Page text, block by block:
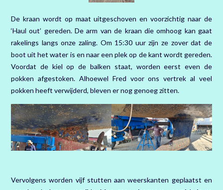
De kraan wordt op maat uitgeschoven en voorzichtig naar de
‘Haul out’ gereden. De arm van de kraan die omhoog kan gaat
rakelings langs onze zaling. Om 15:30 uur zijn ze zover dat de
boot uit het water is en naar een plek op de kant wordt gereden.
Voordat de kiel op de balken staat, worden eerst even de
pokken afgestoken. Alhoewel Fred voor ons vertrek al veel
pokken heeft verwijderd, bleven er nog genoeg zitten.
Vervolgens worden vijf stutten aan weerskanten geplaatst en